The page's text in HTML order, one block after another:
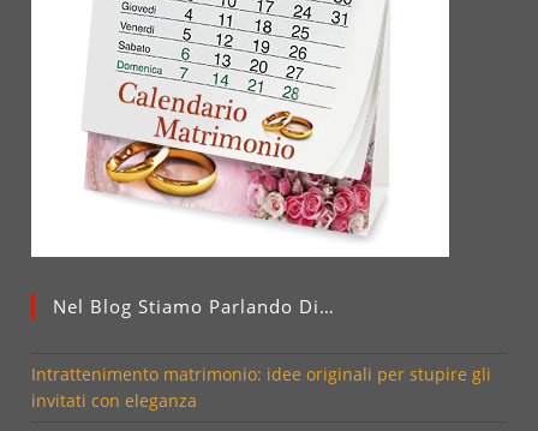
Nel Blog Stiamo Parlando Di…
Intrattenimento matrimonio: idee originali per stupire gli
invitati con eleganza